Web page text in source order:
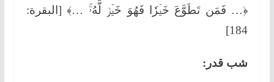
﴿… فَمَن تَطَوَّعَ خَيۡرٗا فَهُوَ خَيۡرٞ لَّهُۥۚ …﴾ [البقرة:
184]
شب قدر: